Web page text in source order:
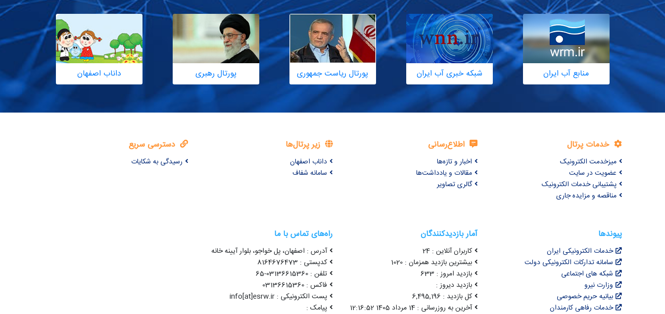
منابع آب ایران شبکه خبری آب ایران پورتال ریاست جمهوری پورتال رهبری داناب اصفهان
خدمات پرتال
میزخدمت الکترونیک
عضویت در سایت
پشتیبانی خدمات الکترونیک
مناقصه و مزایده جاری
اطلاع‌رسانی
اخبار و تازه‌ها
مقالات و یادداشت‌ها
گالری تصاویر
زیر پرتال‌ها
داناب اصفهان
سامانه شفاف
دسترسی سریع
رسیدگی به شکایات
پیوندها
خدمات الکترونیکی ایران
سامانه تدارکات الکترونیکی دولت
شبکه های اجتماعی
وزارت نیرو
بیانیه حریم خصوصی
خدمات رفاهی کارمندان
آمار بازدیدکنندگان
کاربران آنلاین : 24
بیشترین بازدید همزمان : 1020
بازدید امروز : 633
بازدید دیروز :
کل بازدید : 6,495,196
آخرین به روزرسانی : 14 مرداد 1405 12:16:52
راه‌های تماس با ما
آدرس : اصفهان، پل خواجو، بلوار آیینه خانه
کدپستی : 8164676473
تلفن : 03136615360-65
فاکس : 03136615360
پست الکترونیکی : info[at]esrw.ir
پیامک :